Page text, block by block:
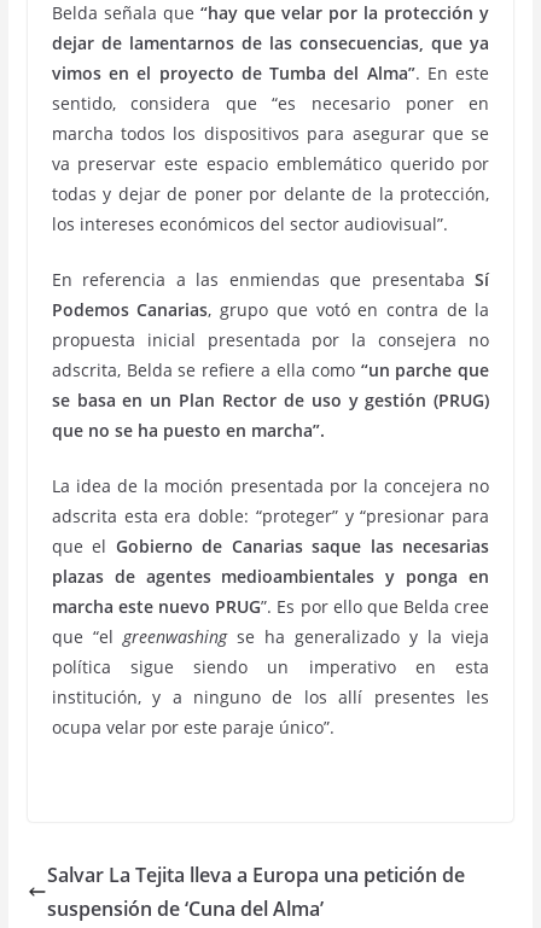
Belda señala que “hay que velar por la protección y
dejar de lamentarnos de las consecuencias, que ya
vimos en el proyecto de Tumba del Alma”. En este
sentido, considera que “es necesario poner en
marcha todos los dispositivos para asegurar que se
va preservar este espacio emblemático querido por
todas y dejar de poner por delante de la protección,
los intereses económicos del sector audiovisual”.
En referencia a las enmiendas que presentabaSí
Podemos Canarias, grupo que votó en contra de la
propuesta inicial presentada por la consejera no
adscrita, Belda se refiere a ella como “un parche que
se basa en un Plan Rector de uso y gestión (PRUG)
que no se ha puesto en marcha”.
La idea de la moción presentada por la concejera no
adscrita esta era doble: “proteger” y “presionar para
que el Gobierno de Canarias saque las necesarias
plazas de agentes medioambientales y ponga en
marcha este nuevo PRUG”. Es por ello que Belda cree
que “elgreenwashingse ha generalizado y la vieja
política sigue siendo un imperativo en esta
institución, y a ninguno de los allí presentes les
ocupa velar por este paraje único”.
Salvar La Tejita lleva a Europa una petición de
suspensión de ‘Cuna del Alma’